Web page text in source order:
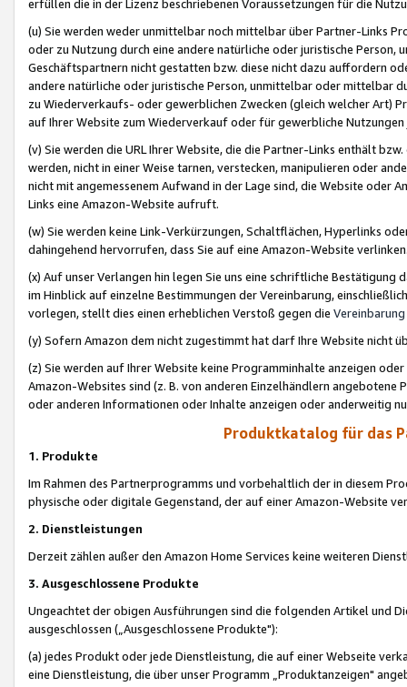
erfüllen die in der Lizenz beschriebenen Voraussetzungen für die
(u) Sie werden weder unmittelbar noch mittelbar über Partner-Links
oder zu Nutzung durch eine andere natürliche oder juristische
Geschäftspartnern nicht gestatten bzw. diese nicht dazu auffordern
andere natürliche oder juristische Person, unmittelbar oder mittelbar
zu Wiederverkaufs- oder gewerblichen Zwecken (gleich welcher Art)
auf Ihrer Website zum Wiederverkauf oder für gewerbliche
(v) Sie werden die URL Ihrer Website, die die Partner-Links enthält
werden, nicht in einer Weise tarnen, verstecken, manipulieren oder
nicht mit angemessenem Aufwand in der Lage sind, die Website oder
Links eine Amazon-Website aufruft.
(w) Sie werden keine Link-Verkürzungen, Schaltflächen, Hyperlinks
dahingehend hervorrufen, dass Sie auf eine Amazon-Website
(x) Auf unser Verlangen hin legen Sie uns eine schriftliche
im Hinblick auf einzelne Bestimmungen der Vereinbarung,
vorlegen, stellt dies einen erheblichen Verstoß gegen die Vereinbarung
(y) Sofern Amazon dem nicht zugestimmt hat darf Ihre Website nicht
(z) Sie werden auf Ihrer Website keine Programminhalte anzeigen
Amazon-Websites sind (z. B. von anderen Einzelhändlern
oder anderen Informationen oder Inhalte anzeigen oder anderweitig
Produktkatalog für das
1. Produkte
Im Rahmen des Partnerprogramms und vorbehaltlich der in diesem
physische oder digitale Gegenstand, der auf einer Amazon-Website
2. Dienstleistungen
Derzeit zählen außer den Amazon Home Services keine weiteren
3. Ausgeschlossene Produkte
Ungeachtet der obigen Ausführungen sind die folgenden Artikel und
ausgeschlossen („Ausgeschlossene Produkte"):
(a) jedes Produkt oder jede Dienstleistung, die auf einer Webseite
eine Dienstleistung, die über unser Programm „Produktanzeigen"